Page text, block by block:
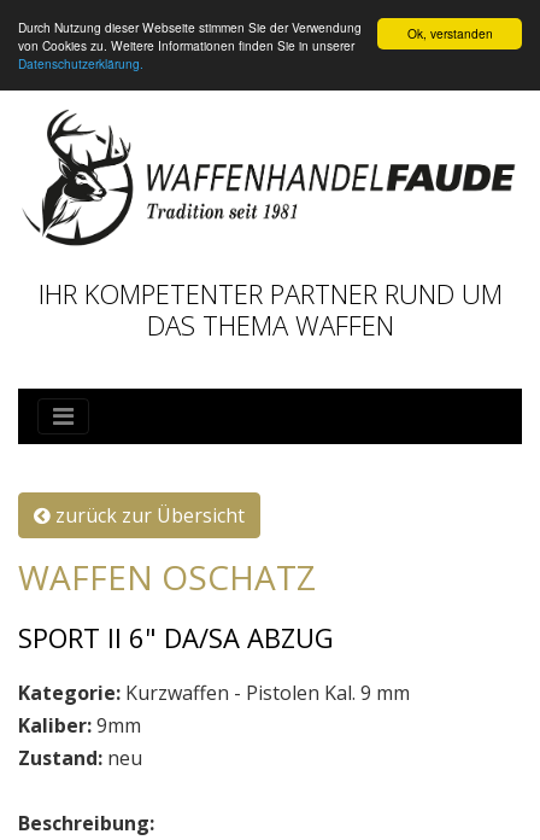
Ok, verstanden
Durch Nutzung dieser Webseite stimmen Sie der Verwendung
von Cookies zu. Weitere Informationen finden Sie in unserer
Datenschutzerklärung.
IHR KOMPETENTER PARTNER RUND UM
DAS THEMA WAFFEN
zurück zur Übersicht
WAFFEN OSCHATZ
SPORT II 6" DA/SA ABZUG
Kategorie: Kurzwaffen - Pistolen Kal. 9 mm
Kaliber:9mm
Zustand: neu
Beschreibung: